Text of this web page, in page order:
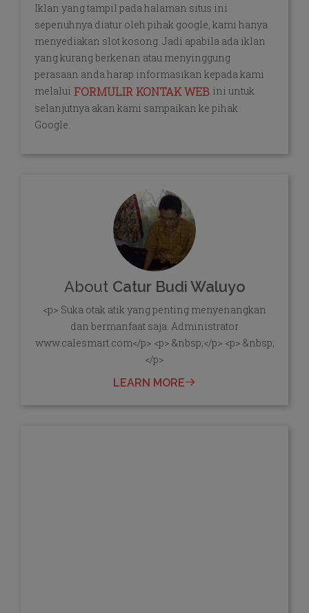
Iklan yang tampil pada halaman situs ini
sepenuhnya diatur oleh pihak google, kami hanya
menyediakan slot kosong. Jadi apabila ada iklan
yang kurang berkenan atau menyinggung
perasaan anda harap informasikan kepada kami
melalui FORMULIR KONTAK WEB ini untuk
selanjutnya akan kami sampaikan ke pihak
Google.
About Catur Budi Waluyo
<p> Suka otak atik yang penting menyenangkan
dan bermanfaat saja. Administrator
www.calesmart.com</p> <p> &nbsp;</p> <p> &nbsp;
</p>
LEARN MORE